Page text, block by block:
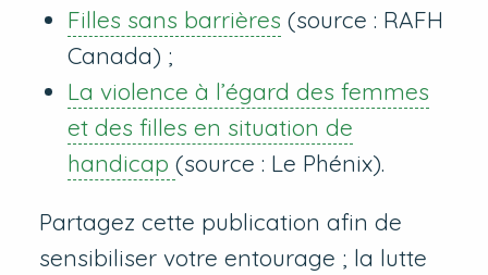
Filles sans barrières (source : RAFH
Canada) ;
La violence à l’égard des femmes
et des filles en situation de
handicap(source : Le Phénix).
Partagez cette publication afin de
sensibiliser votre entourage ; la lutte